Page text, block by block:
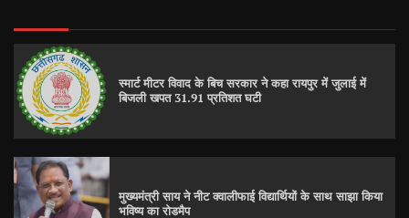
स्मार्ट मीटर विवाद के बिच सरकार ने कहा रायपुर में जुलाई में
बिजली खपत 31.91 प्रतिशत घटी
मुख्यमंत्री साय ने नीट क्वालीफाई विद्यार्थियों के साथ साझा किया
भविष्य का रोडमैप